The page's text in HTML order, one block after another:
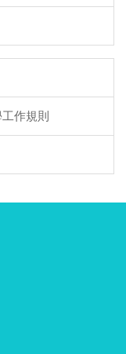
作規則